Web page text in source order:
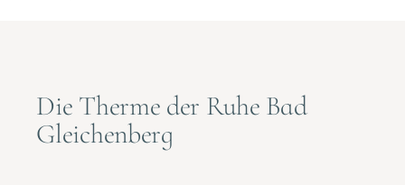
Die Therme der Ruhe Bad
Gleichenberg